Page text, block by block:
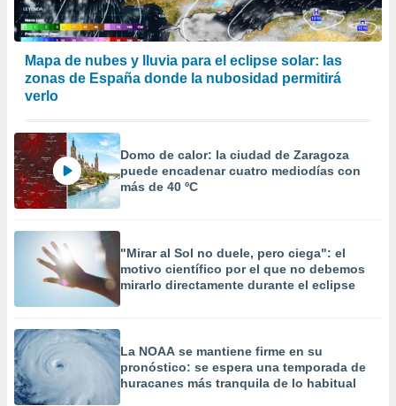
Mapa de nubes y lluvia para el eclipse solar: las
zonas de España donde la nubosidad permitirá
verlo
Domo de calor: la ciudad de Zaragoza
puede encadenar cuatro mediodías con
más de 40 ºC
"Mirar al Sol no duele, pero ciega": el
motivo científico por el que no debemos
mirarlo directamente durante el eclipse
La NOAA se mantiene firme en su
pronóstico: se espera una temporada de
huracanes más tranquila de lo habitual